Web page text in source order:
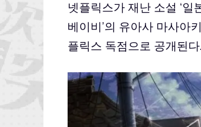
넷플릭스가 재난 소설 ‘일
베이비’의 유아사 마사아
플릭스 독점으로 공개된다.